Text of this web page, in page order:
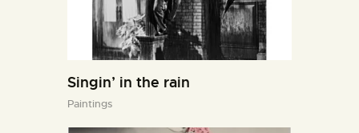
Singin’ in the rain
Paintings